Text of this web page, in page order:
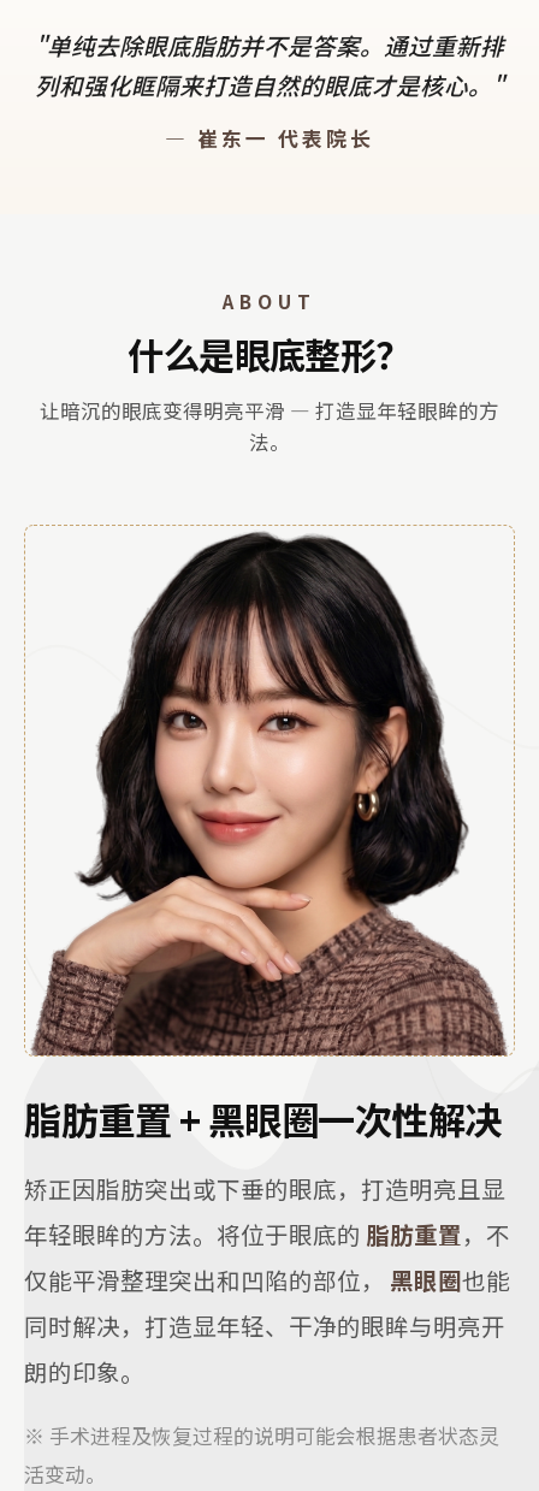
"单纯去除眼底脂肪并不是答案。通过重新排
列和强化眶隔来打造自然的眼底才是核心。"
— 崔东一 代表院长
ABOUT
什么是眼底整形？
让暗沉的眼底变得明亮平滑 — 打造显年轻眼眸的方
法。
脂肪重置 + 黑眼圈一次性解决
矫正因脂肪突出或下垂的眼底，打造明亮且显
年轻眼眸的方法。将位于眼底的 脂肪重置，不
仅能平滑整理突出和凹陷的部位， 黑眼圈也能
同时解决，打造显年轻、干净的眼眸与明亮开
朗的印象。
※ 手术进程及恢复过程的说明可能会根据患者状态灵
活变动。